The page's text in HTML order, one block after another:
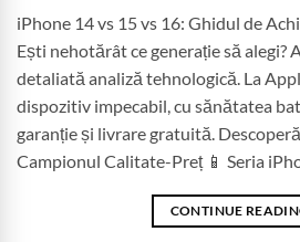
iPhone 14 vs 15 vs 16: Ghidul de
Ești nehotărât ce generație să alegi?
detaliată analiză tehnologică. La
dispozitiv impecabil, cu sănătatea
garanție și livrare gratuită.
Campionul Calitate-Preț 📱 Seria
CONTINUE